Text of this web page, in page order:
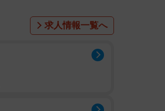
求人情報一覧へ